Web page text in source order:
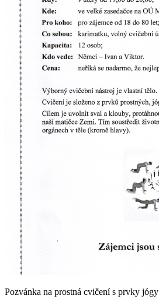
Pozvánka na prostná cvičení s prvky jógy